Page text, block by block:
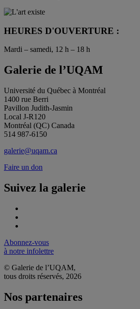
HEURES D'OUVERTURE :
Mardi – samedi, 12 h – 18 h
Galerie de l’UQAM
Université du Québec à Montréal
1400 rue Berri
Pavillon Judith-Jasmin
Local J-R120
Montréal (QC) Canada
514 987-6150
galerie@uqam.ca
Faire un don
Suivez la galerie
Abonnez-vous
à notre infolettre
© Galerie de l’UQAM,
tous droits réservés, 2026
Nos partenaires